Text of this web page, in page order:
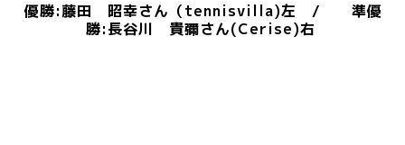
優勝:藤田 昭幸さん（tennisvilla)左 / 準優
勝:長谷川 貴彌さん(Cerise)右